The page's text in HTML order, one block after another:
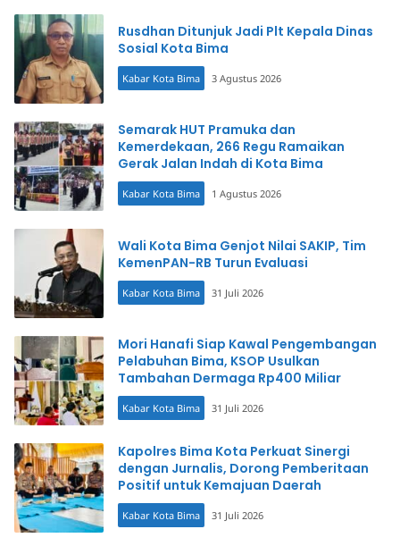
Rusdhan Ditunjuk Jadi Plt Kepala Dinas
Sosial Kota Bima
Kabar Kota Bima 3 Agustus 2026
Semarak HUT Pramuka dan
Kemerdekaan, 266 Regu Ramaikan
Gerak Jalan Indah di Kota Bima
Kabar Kota Bima 1 Agustus 2026
Wali Kota Bima Genjot Nilai SAKIP, Tim
KemenPAN-RB Turun Evaluasi
Kabar Kota Bima 31 Juli 2026
Mori Hanafi Siap Kawal Pengembangan
Pelabuhan Bima, KSOP Usulkan
Tambahan Dermaga Rp400 Miliar
Kabar Kota Bima 31 Juli 2026
Kapolres Bima Kota Perkuat Sinergi
dengan Jurnalis, Dorong Pemberitaan
Positif untuk Kemajuan Daerah
Kabar Kota Bima 31 Juli 2026